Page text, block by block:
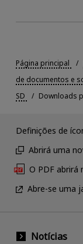
Página principal
de documentos e
SD
Downloads
Definições de
Abrirá uma
O PDF abrirá
Abre-se uma
Notícias